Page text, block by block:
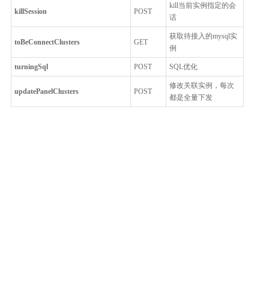
killSession POST
kill当前实例指定的会
话
toBeConnectClusters GET
获取待接入的mysql实
例
turningSql POST SQL优化
updatePanelClusters POST
修改关联实例，每次
都是全量下发